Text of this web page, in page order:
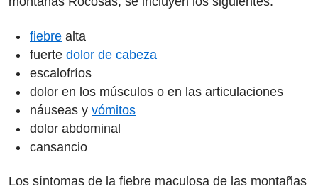
fiebre alta
fuerte dolor de cabeza
escalofríos
dolor en los músculos o en las articulaciones
náuseas y vómitos
dolor abdominal
cansancio
Los síntomas de la fiebre maculosa de las montañas